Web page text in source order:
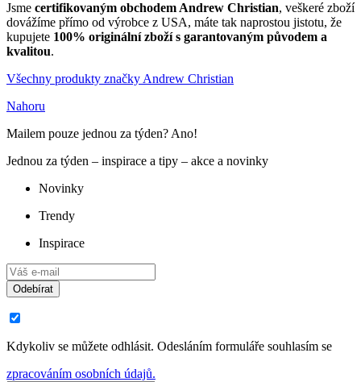
Jsme certifikovaným obchodem Andrew Christian, veškeré zboží
dovážíme přímo od výrobce z USA, máte tak naprostou jistotu, že
kupujete 100% originální zboží s garantovaným původem a
kvalitou.
Všechny produkty značky Andrew Christian
Nahoru
Mailem pouze jednou za týden? Ano!
Jednou za týden – inspirace a tipy – akce a novinky
Novinky
Trendy
Inspirace
Odebírat
Kdykoliv se můžete odhlásit. Odesláním formuláře souhlasím se
zpracováním osobních údajů.